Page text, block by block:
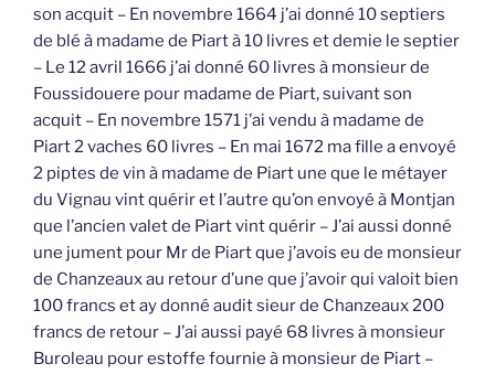
son acquit – En novembre 1664 j’ai donné 10 septiers
de blé à madame de Piart à 10 livres et demie le septier
– Le 12 avril 1666 j’ai donné 60 livres à monsieur de
Foussidouere pour madame de Piart, suivant son
acquit – En novembre 1571 j’ai vendu à madame de
Piart 2 vaches 60 livres – En mai 1672 ma fille a envoyé
2 piptes de vin à madame de Piart une que le métayer
du Vignau vint quérir et l’autre qu’on envoyé à Montjan
que l’ancien valet de Piart vint quérir – J’ai aussi donné
une jument pour Mr de Piart que j’avois eu de monsieur
de Chanzeaux au retour d’une que j’avoir qui valoit bien
100 francs et ay donné audit sieur de Chanzeaux 200
francs de retour – J’ai aussi payé 68 livres à monsieur
Buroleau pour estoffe fournie à monsieur de Piart –